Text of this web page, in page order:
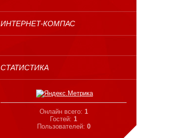
ИНТЕРНЕТ-КОМПАС
СТАТИСТИКА
Онлайн всего: 1
Гостей: 1
Пользователей: 0